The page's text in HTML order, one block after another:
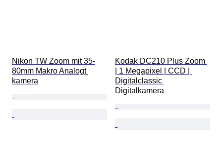
Nikon TW Zoom mit 35-
80mm Makro Analogt
kamera
Kodak DC210 Plus Zoom
| 1 Megapixel | CCD |
Digitalclassic
Digitalkamera